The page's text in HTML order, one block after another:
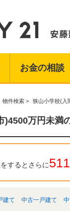
お金の相談
物件検索 > 狭山小学校(入
)4500万円未満
するとさらに511
建て 中古一戸建て